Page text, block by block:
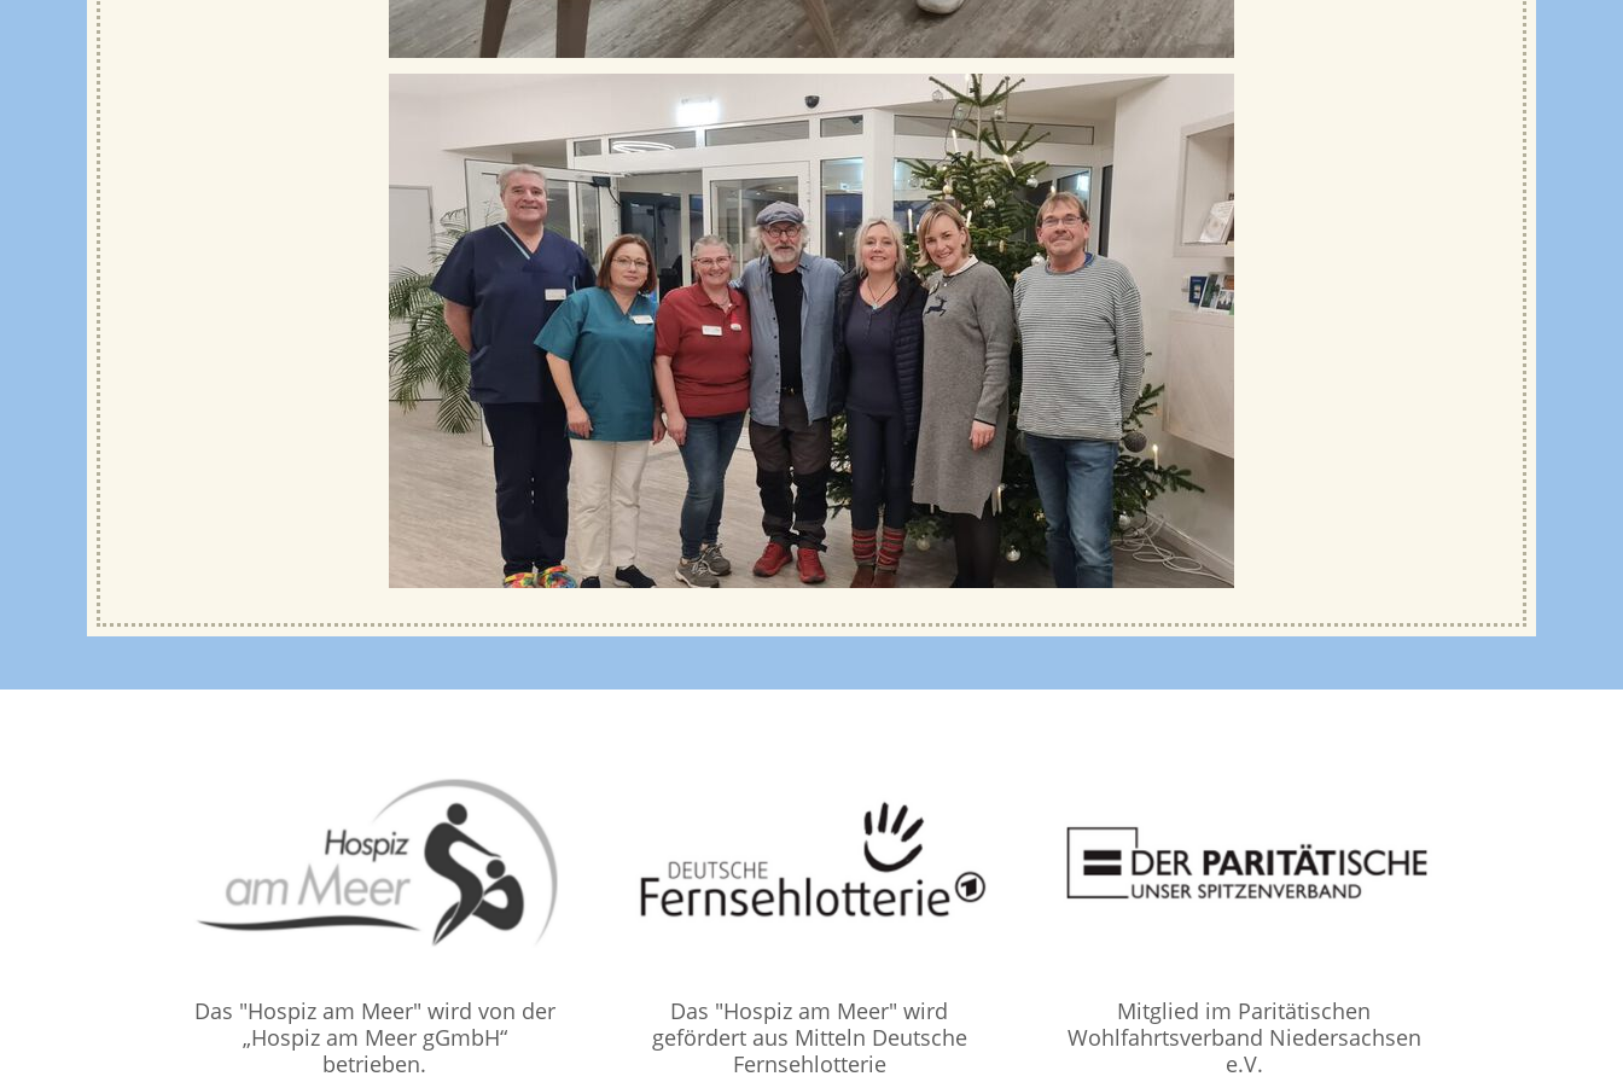
Das "Hospiz am Meer" wird von der
„Hospiz am Meer gGmbH“
betrieben.
Das "Hospiz am Meer" wird
gefördert aus Mitteln Deutsche
Fernsehlotterie
Mitglied im Paritätischen
Wohlfahrtsverband Niedersachsen
e.V.